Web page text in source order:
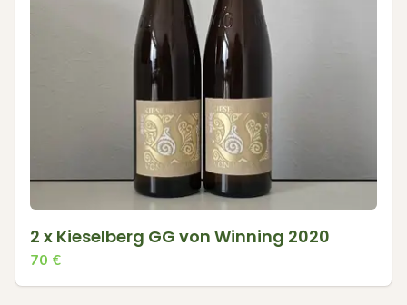
2 x Kieselberg GG von Winning 2020
70 €